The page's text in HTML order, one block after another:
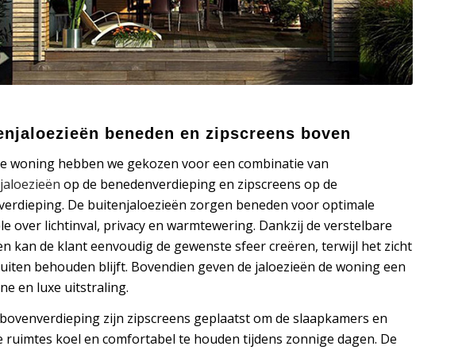
beneden en zipscreens boven
woning hebben we gekozen voor een combinatie van
op de benedenverdieping en zipscreens op de
De buitenjaloezieën zorgen beneden voor optimale
over lichtinval, privacy en warmtewering. Dankzij de verstelbare
kan de klant eenvoudig de gewenste sfeer creëren, terwijl het zicht
behouden blijft. Bovendien geven de jaloezieën de woning een
en luxe uitstraling.
zijn zipscreens geplaatst om de slaapkamers en
ruimtes koel en comfortabel te houden tijdens zonnige dagen. De